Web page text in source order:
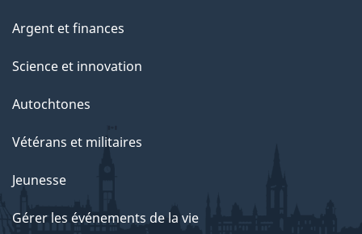
Argent et finances
Science et innovation
Autochtones
Vétérans et militaires
Jeunesse
Gérer les événements de la vie